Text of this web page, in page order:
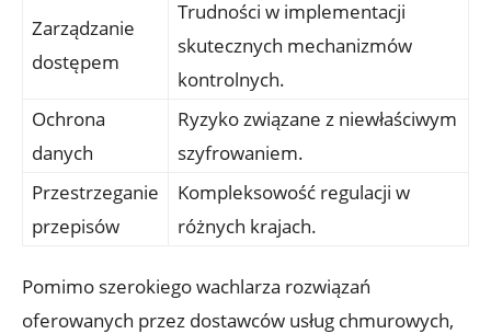
Zarządzanie
dostępem
Trudności w implementacji
skutecznych mechanizmów‍
kontrolnych.
Ochrona
danych
Ryzyko związane z niewłaściwym
szyfrowaniem.
Przestrzeganie
⁤przepisów
Kompleksowość regulacji⁢ w
różnych krajach.
Pomimo szerokiego wachlarza rozwiązań
oferowanych przez dostawców usług chmurowych,